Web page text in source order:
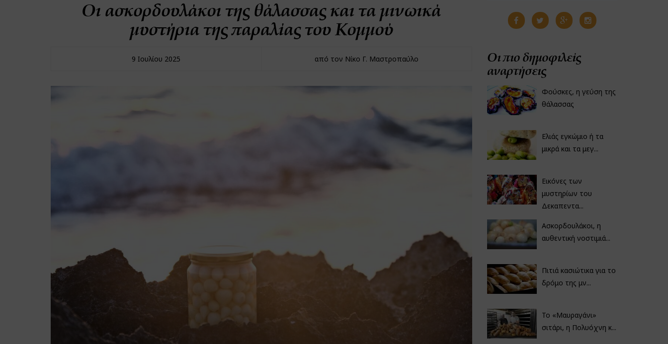
Οι ασκορδουλάκοι της θάλασσας και τα μινωικά
μυστήρια της παραλίας του Κομμού
9 Ιουλίου 2025 από τον Νίκο Γ. Μαστροπαύλο
Οι πιο δημοφιλείς
αναρτήσεις
Φούσκες, η γεύση της
θάλασσας
Ελιάς εγκώμιο ή τα
μικρά και τα μεγ...
Εικόνες των
μυστηρίων του
Δεκαπεντα...
Ασκορδουλάκοι, η
αυθεντική νοστιμιά...
Πιτιά κασιώτικα για το
δρόμο της μν...
Το «Μαυραγάνι»
σιτάρι, η Πολυόχνη κ...